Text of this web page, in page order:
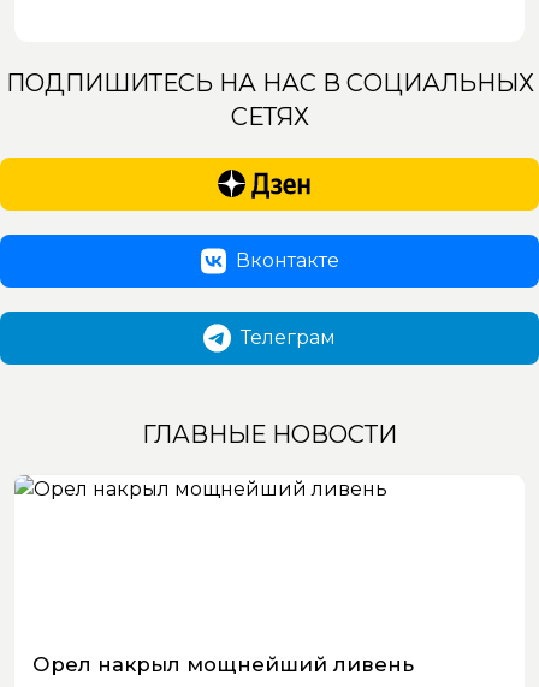
ПОДПИШИТЕСЬ НА НАС В СОЦИАЛЬНЫХ
СЕТЯХ
Вконтакте
Телеграм
ГЛАВНЫЕ НОВОСТИ
Орел накрыл мощнейший ливень